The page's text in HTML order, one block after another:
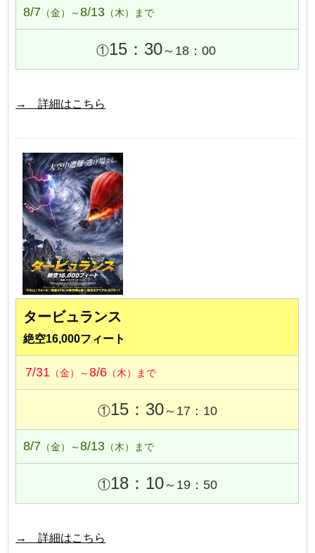
8/7 （金）～8/13 （木）まで
①15：30～18：00
→ 詳細はこちら
タービュランス
絶空16,000フィート
7/31 （金）～8/6 （木）まで
①15：30～17：10
8/7 （金）～8/13 （木）まで
①18：10～19：50
→ 詳細はこちら